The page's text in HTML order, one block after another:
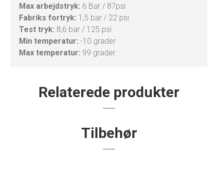
Max arbejdstryk: 6 Bar / 87psi
Fabriks fortryk: 1,5 bar / 22 psi
Test tryk: 8,6 bar / 125 psi
Min temperatur: -10 grader
Max temperatur: 99 grader
Relaterede produkter
Tilbehør